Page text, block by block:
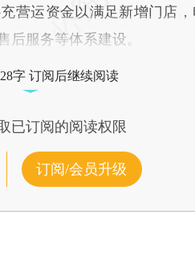
运资金以满足新增门店，
服务等体系建设。
字 订阅后继续阅读
已订阅的阅读权限
订阅/会员升级